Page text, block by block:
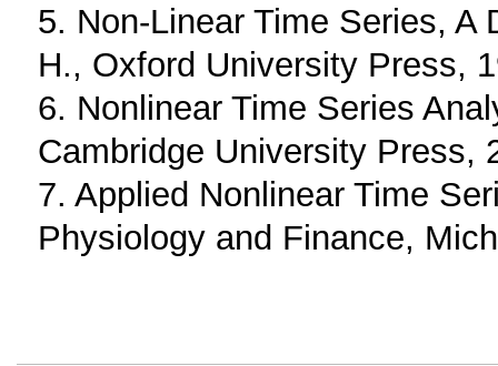
5. Non-Linear Time Series, A
H., Oxford University Press,
6. Nonlinear Time Series
Cambridge University Press,
7. Applied Nonlinear Time
Physiology and Finance,